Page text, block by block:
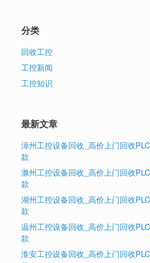
分类
回收工控
工控新闻
工控知识
最新文章
漳州工控设备回收_高价上门回收
款
滁州工控设备回收_高价上门回收
款
湖州工控设备回收_高价上门回收
款
温州工控设备回收_高价上门回收
款
淮安工控设备回收_高价上门回收